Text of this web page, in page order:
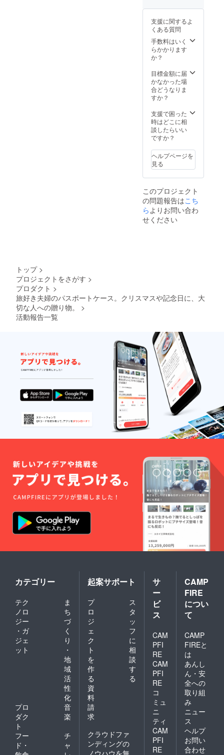
※お届け
島の場
合、12
月24日
までに
可能性
がござ
います
めご了
承くだ
さいま
せ。
ニュ
ド）1個
- ロゴ入
り特製
ペン 1
個 - 送
（日本
国内）
※ご覧の
画面環
よって
は、色
合いな
ど実物
異なる
場合が
ござい
ます。
先が離
島の場
合、12
月24日
までに
承くだ
さいま
支援に関するよ
くある質問
手数料はいく
らかかります
か？
目標金額に届
かなかった場
合どうなりま
すか？
支援で困った
時はどこに相
談したらいい
ですか？
ヘルプページを
見る
このプロジェクト
の問題報告はこち
ら よりお問い合わ
せください
トップ >
プロジェクトをさがす >
プロダクト >
旅好き夫婦のパスポートケース。クリスマスや記念日に、大
切な人への贈り物。
>
活動報告一覧
カテゴリー
テク
ノロ
ジー
・ガ
ジェ
ット
ま
ち
づ
く
り
・
地
域
活
性
化
プロ
ダク
ト
音
楽
フー
ド・
チ
ャ
起案サポート
プ
ロ
ジ
ェ
ク
ト
を
作
る
ス
タ
ッ
フ
に
相
談
す
る
資
料
請
求
クラウドファ
ンディングの
ノウハウを無
サ
ー
ビ
ス
CAM
PFI
RE
CAM
PFI
RE
コ
ミュ
ニ
ティ
CAM
PFI
RE
CAMP
FIRE
につい
て
CAMP
FIREと
は
あんし
ん・安
全への
取り組
み
ニュー
ス
ヘルプ
お問い
合わせ